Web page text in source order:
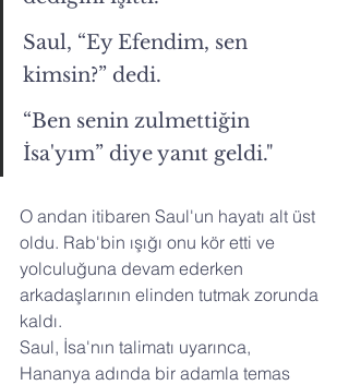
Saul, “Ey Efendim, sen
kimsin?” dedi.
“Ben senin zulmettiğin
İsa'yım” diye yanıt geldi."
O andan itibaren Saul'un hayatı alt üst
oldu. Rab'bin ışığı onu kör etti ve
yolculuğuna devam ederken
arkadaşlarının elinden tutmak zorunda
kaldı.
Saul, İsa'nın talimatı uyarınca,
Hananya adında bir adamla temas